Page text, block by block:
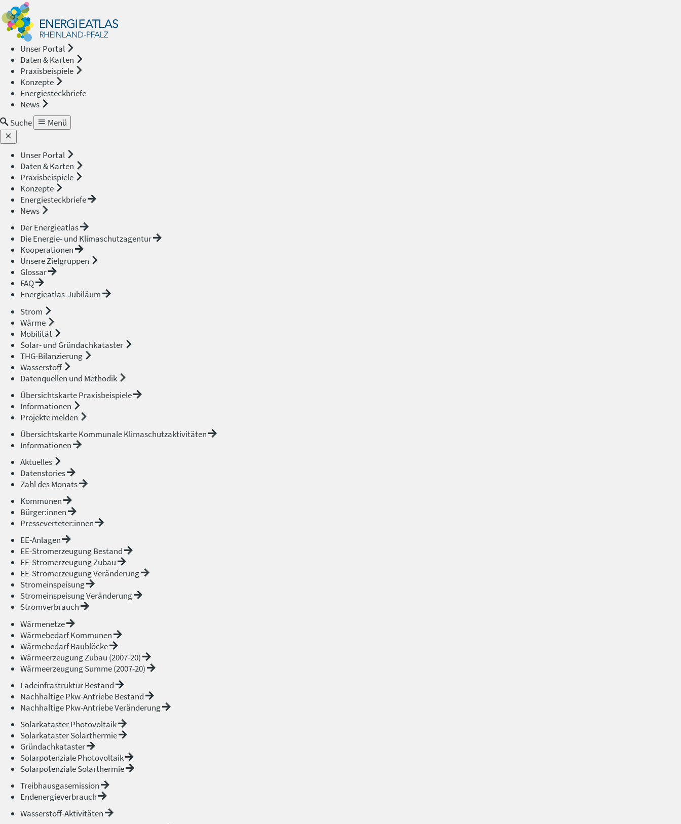
Unser Portal
Daten & Karten
Praxisbeispiele
Konzepte
Energiesteckbriefe
News
Suche
Menü
Unser Portal
Daten & Karten
Praxisbeispiele
Konzepte
Energiesteckbriefe
News
Der Energieatlas
Die Energie- und Klimaschutzagentur
Kooperationen
Unsere Zielgruppen
Glossar
FAQ
Energieatlas-Jubiläum
Strom
Wärme
Mobilität
Solar- und Gründachkataster
THG-Bilanzierung
Wasserstoff
Datenquellen und Methodik
Übersichtskarte Praxisbeispiele
Informationen
Projekte melden
Übersichtskarte Kommunale Klimaschutzaktivitäten
Informationen
Aktuelles
Datenstories
Zahl des Monats
Kommunen
Bürger:innen
Presseverteter:innen
EE-Anlagen
EE-Stromerzeugung Bestand
EE-Stromerzeugung Zubau
EE-Stromerzeugung Veränderung
Stromeinspeisung
Stromeinspeisung Veränderung
Stromverbrauch
Wärmenetze
Wärmebedarf Kommunen
Wärmebedarf Baublöcke
Wärmeerzeugung Zubau (2007-20)
Wärmeerzeugung Summe (2007-20)
Ladeinfrastruktur Bestand
Nachhaltige Pkw-Antriebe Bestand
Nachhaltige Pkw-Antriebe Veränderung
Solarkataster Photovoltaik
Solarkataster Solarthermie
Gründachkataster
Solarpotenziale Photovoltaik
Solarpotenziale Solarthermie
Treibhausgasemission
Endenergieverbrauch
Wasserstoff-Aktivitäten